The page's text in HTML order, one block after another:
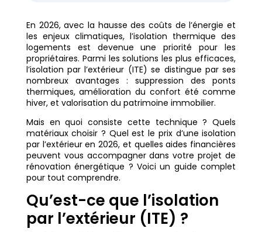
En 2026, avec la hausse des coûts de l’énergie et
les enjeux climatiques, l’isolation thermique des
logements est devenue une priorité pour les
propriétaires. Parmi les solutions les plus efficaces,
l’isolation par l’extérieur (ITE) se distingue par ses
nombreux avantages : suppression des ponts
thermiques, amélioration du confort été comme
hiver, et valorisation du patrimoine immobilier.
Mais en quoi consiste cette technique ? Quels
matériaux choisir ? Quel est le prix d’une isolation
par l’extérieur en 2026, et quelles aides financières
peuvent vous accompagner dans votre projet de
rénovation énergétique ? Voici un guide complet
pour tout comprendre.
Qu’est-ce que l’isolation
par l’extérieur (ITE) ?